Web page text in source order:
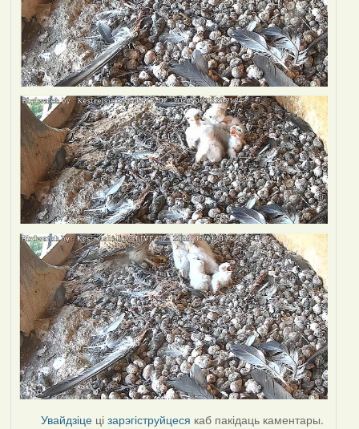
Увайдзіце цізарэгіструйцеся каб пакідаць каментары.